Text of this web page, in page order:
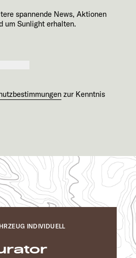
spannende News, Aktionen
um Sunlight erhalten.
zur Kenntnis
INDIVIDUELL